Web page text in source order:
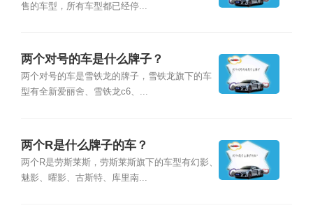
售的车型，所有车型都已经停...
两个对号的车是什么牌子？
两个对号的车是雪铁龙的牌子，雪铁龙旗下的车
型有全新爱丽舍、雪铁龙c6、...
两个R是什么牌子的车？
两个R是劳斯莱斯，劳斯莱斯旗下的车型有幻影、
魅影、曜影、古斯特、库里南...